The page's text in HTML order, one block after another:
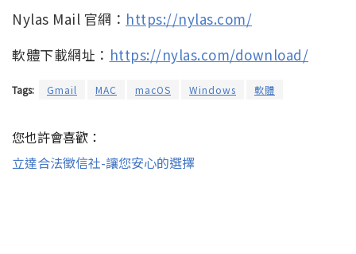
Nylas Mail 官網： https://nylas.com/
軟體下載網址： https://nylas.com/download/
Tags: Gmail MAC macOS Windows 軟體
您也許會喜歡：
立達合法徵信社-讓您安心的選擇